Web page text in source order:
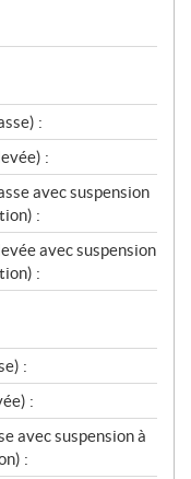
:
:
avec suspension
:
avec suspension
:
:
:
avec suspension à
: